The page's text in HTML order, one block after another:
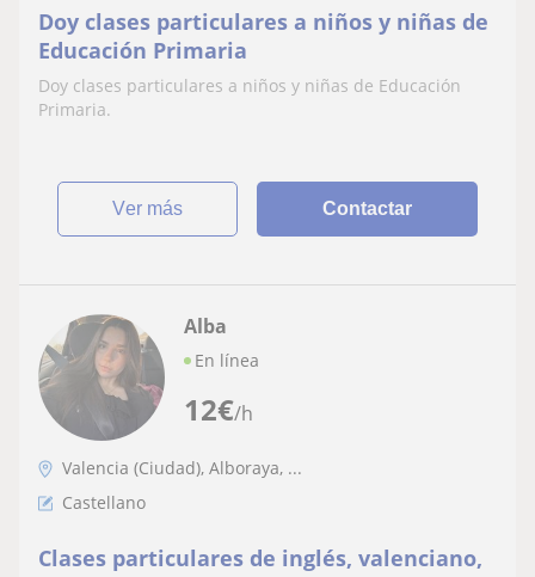
Doy clases particulares a niños y niñas de
Educación Primaria
Doy clases particulares a niños y niñas de Educación
Primaria.
ver más Contactar
12€/h
Alba
En línea
Valencia (Ciudad), Alboraya, ...
Castellano
Clases particulares de inglés, valenciano,